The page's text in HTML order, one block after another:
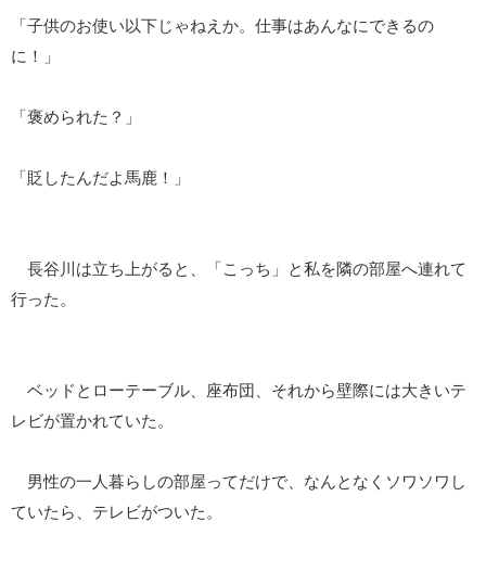
「子供のお使い以下じゃねえか。仕事はあんなにできるの
に！」
「褒められた？」
「貶したんだよ馬鹿！」
長谷川は立ち上がると、「こっち」と私を隣の部屋へ連れて
行った。
ベッドとローテーブル、座布団、それから壁際には大きいテ
レビが置かれていた。
男性の一人暮らしの部屋ってだけで、なんとなくソワソワし
ていたら、テレビがついた。